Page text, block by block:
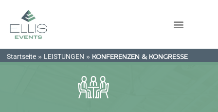
Startseite » LEISTUNGEN » KONFERENZEN & KONGRESSE